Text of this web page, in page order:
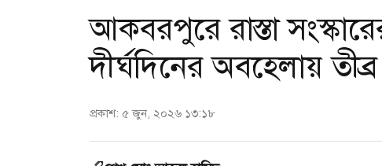
আকবরপুরে রাস্তা
দীর্ঘদিনের অবহেলায়
প্রকাশ: ৫ জুন, ২০২৬ ১৩:১৮